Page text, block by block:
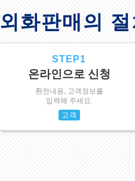
외화판매의
STEP1
온라인으로 신청
환전내용, 고객정보를
입력해 주세요.
고객